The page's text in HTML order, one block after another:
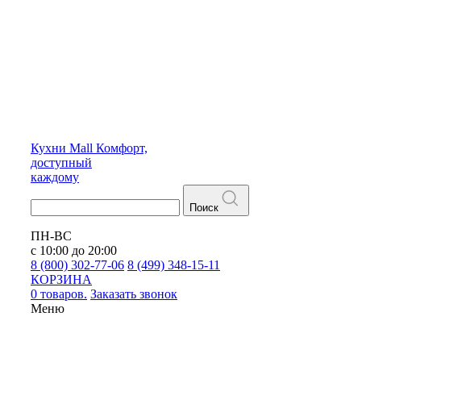
Кухни Mall Комфорт,
доступный
каждому
Поиск
ПН-ВС
с 10:00 до 20:00
8 (800) 302-77-06 8 (499) 348-15-11
КОРЗИНА
0 товаров. Заказать звонок
Меню